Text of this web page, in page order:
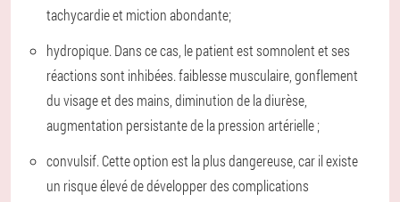
tachycardie et miction abondante;
hydropique. Dans ce cas, le patient est somnolent et ses
réactions sont inhibées. faiblesse musculaire, gonflement
du visage et des mains, diminution de la diurèse,
augmentation persistante de la pression artérielle ;
convulsif. Cette option est la plus dangereuse, car il existe
un risque élevé de développer des complications